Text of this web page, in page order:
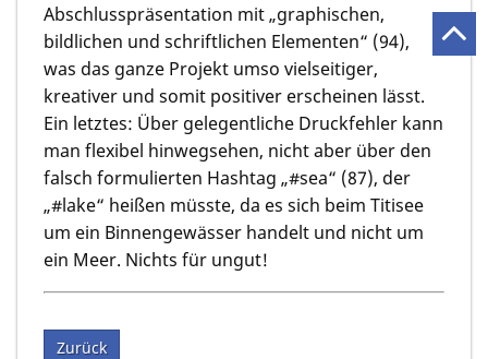
Abschlusspräsentation mit „graphischen,
bildlichen und schriftlichen Elementen“ (94),
was das ganze Projekt umso vielseitiger,
kreativer und somit positiver erscheinen lässt.
Ein letztes: Über gelegentliche Druckfehler kann
man flexibel hinwegsehen, nicht aber über den
falsch formulierten Hashtag „#sea“ (87), der
„#lake“ heißen müsste, da es sich beim Titisee
um ein Binnengewässer handelt und nicht um
ein Meer. Nichts für ungut!
Zurück